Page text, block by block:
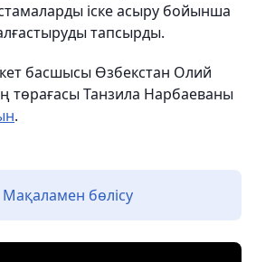
іске асыру бойынша
тапсырды.
басшысы Өзбекстан Олий
төрағасы Танзила Нарбаеваны
.
Мақаламен бөлісу